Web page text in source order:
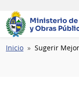
Ministerio
y Obras
Ruta
Inicio Sugerir